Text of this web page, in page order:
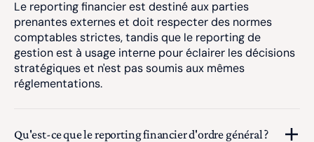
Le reporting financier est destiné aux parties
prenantes externes et doit respecter des normes
comptables strictes, tandis que le reporting de
gestion est à usage interne pour éclairer les décisions
stratégiques et n'est pas soumis aux mêmes
réglementations.
Qu'est-ce que le reporting financier d'ordre général ?